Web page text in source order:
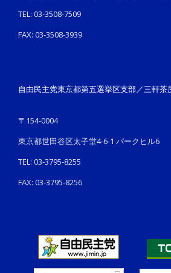
TEL: 03-3508-7509
FAX: 03-3508-3939
自由民主党東京都第五選挙区支部／三軒茶
〒154-0004
東京都世田谷区太子堂4-6-1 パークヒル6
TEL: 03-3795-8255
FAX: 03-3795-8256